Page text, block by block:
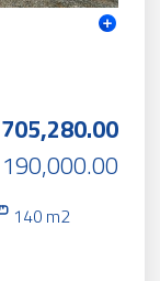
140 m2